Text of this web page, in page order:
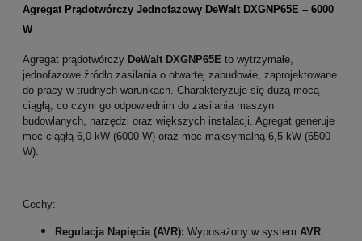
Agregat Prądotwórczy Jednofazowy DeWalt DXGNP65E – 6000
W
Agregat prądotwórczy DeWalt DXGNP65E to wytrzymałe,
jednofazowe źródło zasilania o otwartej zabudowie, zaprojektowane
do pracy w trudnych warunkach. Charakteryzuje się dużą mocą
ciągłą, co czyni go odpowiednim do zasilania maszyn
budowlanych, narzędzi oraz większych instalacji. Agregat generuje
moc ciągłą 6,0 kW (6000 W) oraz moc maksymalną 6,5 kW (6500
W).
Cechy:
Regulacja Napięcia (AVR): Wyposażony w system AVR